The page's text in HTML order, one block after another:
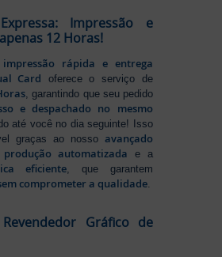
Impressão e
12 Horas!
impressão rápida e entrega
Card oferece o serviço de
, garantindo que seu pedido
e despachado no mesmo
até você no dia seguinte! Isso
graças ao nosso avançado
automatizada e a
eficiente, que garantem
comprometer a qualidade.
Gráfico de